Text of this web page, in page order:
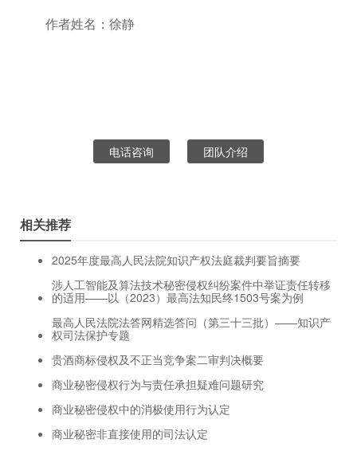
作者姓名：徐静
电话咨询 团队介绍
相关推荐
2025年度最高人民法院知识产权法庭裁判要旨摘要
涉人工智能及算法技术秘密侵权纠纷案件中举证责任转移
的适用——以（2023）最高法知民终1503号案为例
最高人民法院法答网精选答问（第三十三批）——知识产
权司法保护专题
贵酒商标侵权及不正当竞争案二审判决概要
商业秘密侵权行为与责任承担疑难问题研究
商业秘密侵权中的消极使用行为认定
商业秘密非直接使用的司法认定